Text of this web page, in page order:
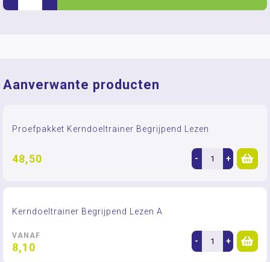
Aanverwante producten
Proefpakket Kerndoeltrainer Begrijpend Lezen
48,50 - +
Kerndoeltrainer Begrijpend Lezen A
VANAF
8,10 - +